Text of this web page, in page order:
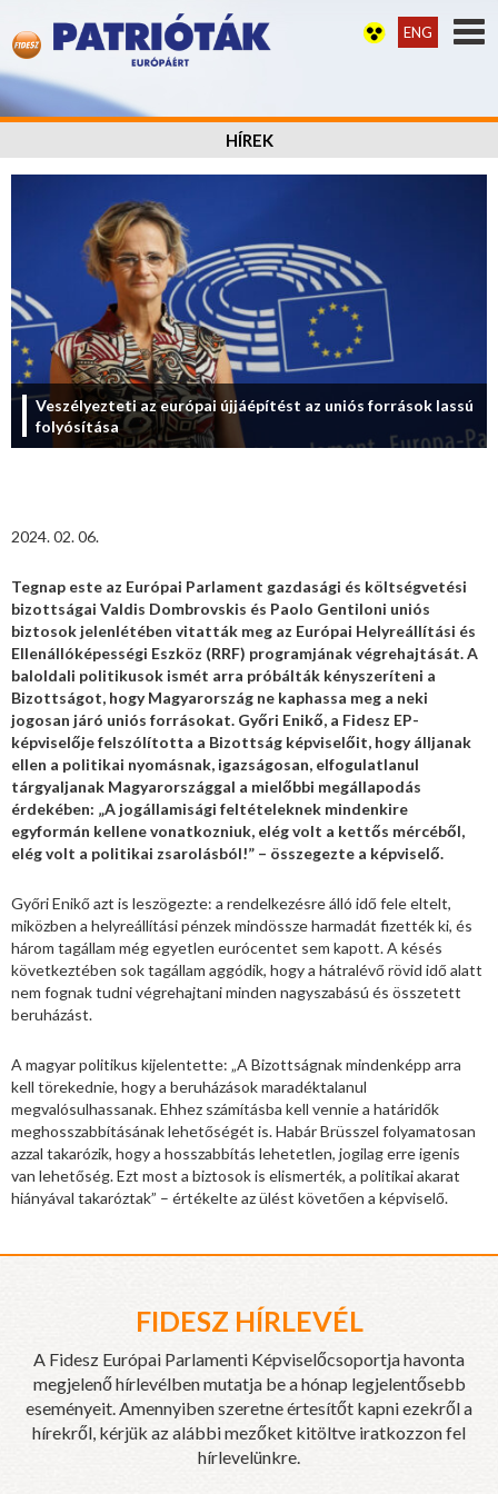
ENG
HÍREK
Veszélyezteti az európai újjáépítést az uniós források lassú
folyósítása
2024. 02. 06.
Tegnap este az Európai Parlament gazdasági és költségvetési
bizottságai Valdis Dombrovskis és Paolo Gentiloni uniós
biztosok jelenlétében vitatták meg az Európai Helyreállítási és
Ellenállóképességi Eszköz (RRF) programjának végrehajtását. A
baloldali politikusok ismét arra próbálták kényszeríteni a
Bizottságot, hogy Magyarország ne kaphassa meg a neki
jogosan járó uniós forrásokat. Győri Enikő, a Fidesz EP-
képviselője felszólította a Bizottság képviselőit, hogy álljanak
ellen a politikai nyomásnak, igazságosan, elfogulatlanul
tárgyaljanak Magyarországgal a mielőbbi megállapodás
érdekében: „A jogállamisági feltételeknek mindenkire
egyformán kellene vonatkozniuk, elég volt a kettős mércéből,
elég volt a politikai zsarolásból!” – összegezte a képviselő.
Győri Enikő azt is leszögezte: a rendelkezésre álló idő fele eltelt,
miközben a helyreállítási pénzek mindössze harmadát fizették ki, és
három tagállam még egyetlen eurócentet sem kapott. A késés
következtében sok tagállam aggódik, hogy a hátralévő rövid idő alatt
nem fognak tudni végrehajtani minden nagyszabású és összetett
beruházást.
A magyar politikus kijelentette: „A Bizottságnak mindenképp arra
kell törekednie, hogy a beruházások maradéktalanul
megvalósulhassanak. Ehhez számításba kell vennie a határidők
meghosszabbításának lehetőségét is. Habár Brüsszel folyamatosan
azzal takarózik, hogy a hosszabbítás lehetetlen, jogilag erre igenis
van lehetőség. Ezt most a biztosok is elismerték, a politikai akarat
hiányával takaróztak” – értékelte az ülést követően a képviselő.
FIDESZ HÍRLEVÉL
A Fidesz Európai Parlamenti Képviselőcsoportja havonta
megjelenő hírlevélben mutatja be a hónap legjelentősebb
eseményeit. Amennyiben szeretne értesítőt kapni ezekről a
hírekről, kérjük az alábbi mezőket kitöltve iratkozzon fel
hírlevelünkre.